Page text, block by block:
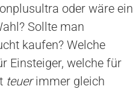
oder wäre ein
Sollte man
kaufen? Welche
Einsteiger, welche für
teuerimmer gleich